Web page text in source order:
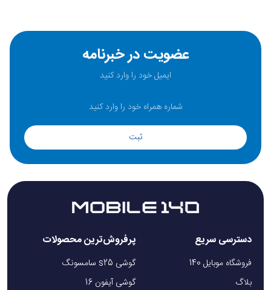
عضویت در خبرنامه
ثبت
دسترسی سریع
فروشگاه موبایل 140
بلاگ
پرفروش‌ترین محصولات
گوشی s25 سامسونگ
گوشی آیفون 16